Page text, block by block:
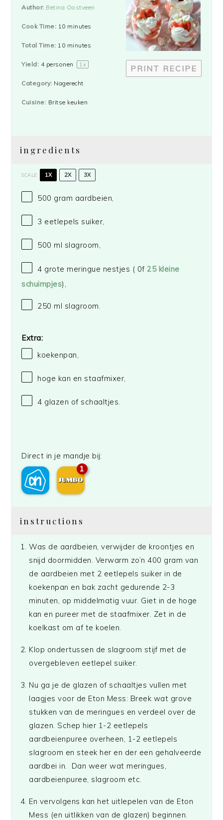
PRINT RECIPE
Author: Betina Oostveen
Cook Time: 10 minutes
Total Time: 10 minutes
Yield: 4personen 1x
Category: Nagerecht
Cuisine: Britse keuken
ingredients
SCALE 1X 2X 3X
500 gram aardbeien,
3 eetlepels suiker,
500 ml slagroom,
4 grote meringue nestjes ( 0f 25kleine
schuimpjes),
250 ml slagroom.
Extra:
koekenpan,
hoge kan en staafmixer,
4 glazen of schaaltjes.
Direct in je mandje bij:
1
instructions
Was de aardbeien, verwijder de kroontjes en
snijd doormidden. Verwarm zo’n 400 gram van
de aardbeien met 2 eetlepels suiker in de
koekenpan en bak zacht gedurende 2-3
minuten, op middelmatig vuur. Giet in de hoge
kan en pureer met de staafmixer. Zet in de
koelkast om af te koelen.
Klop ondertussen de slagroom stijf met de
overgebleven eetlepel suiker.
Nu ga je de glazen of schaaltjes vullen met
laagjes voor de Eton Mess: Breek wat grove
stukken van de meringues en verdeel over de
glazen. Schep hier 1-2 eetlepels
aardbeienpuree overheen, 1-2 eetlepels
slagroom en steek her en der een gehalveerde
aardbei in. Dan weer wat meringues,
aardbeienpuree, slagroom etc.
En vervolgens kan het uitlepelen van de Eton
Mess (en uitlikken van de glazen) beginnen.